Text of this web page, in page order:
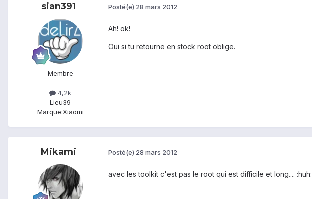
sian391
Membre
4,2k
Lieu39
Marque:Xiaomi
Posté(e) 28 mars 2012
Ah! ok!
Oui si tu retourne en stock root oblige.
Mikami Posté(e) 28 mars 2012
avec les toolkit c'est pas le root qui est difficile et long.... :huh: